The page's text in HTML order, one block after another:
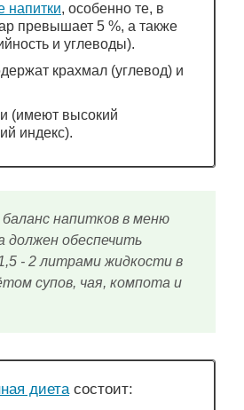
напитки, особенно те, в
превышает 5 %, а также
и углеводы).
крахмал (углевод) и
(имеют высокий
индекс).
напитков в меню
должен обеспечить
- 2 литрами жидкости в
супов, чая, компота и
диета состоит: